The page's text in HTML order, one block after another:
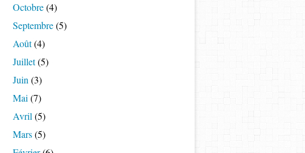
Octobre(4)
Septembre(5)
Août(4)
Juillet(5)
Juin (3)
Mai (7)
Avril (5)
Mars(5)